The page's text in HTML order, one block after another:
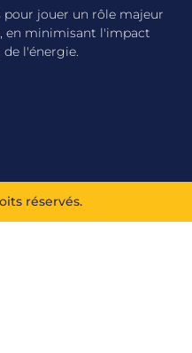
jouer un rôle majeur
en minimisant l'impact
l'énergie.
réservés.